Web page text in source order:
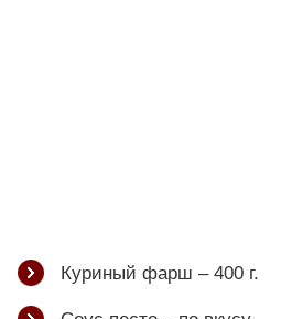
Куриный фарш – 400 г.